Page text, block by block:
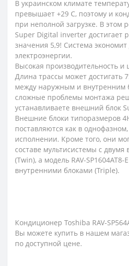
В украинском климате
превышает +29 С, поэтому и
при неполной загрузке. В этом
Super Digital inverter достигает
значения 5,9! Система экономит
электроэнергии.
Высокая производительность
Длина трассы может достигать
между наружным и внутренним
сложные проблемы монтажа
устанавливаете внешний блок
Внешние блоки типоразмеров
поставляются как в
исполнении. Кроме того, они
составе мультисистемы с
(Twin), а модель RAV-SP1604AT8-
внутренними блоками (Triple).
Кондиционер Toshiba RAV-
Вы можете купить в нашем
по доступной цене.